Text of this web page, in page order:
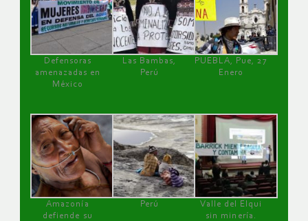
Defensoras
amenazadas en
México
Las Bambas,
Perú
PUEBLA, Pue, 27
Enero
Amazonía
defiende su
Perú
Valle del Elqui
sin minería.